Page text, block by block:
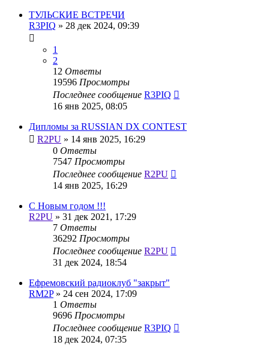
ТУЛЬСКИЕ ВСТРЕЧИ
R3PIQ » 28 дек 2024, 09:39
1
2
12 Ответы
19596 Просмотры
Последнее сообщение R3PIQ
16 янв 2025, 08:05
Дипломы за RUSSIAN DX CONTEST
R2PU » 14 янв 2025, 16:29
0 Ответы
7547 Просмотры
Последнее сообщение R2PU
14 янв 2025, 16:29
С Новым годом !!!
R2PU » 31 дек 2021, 17:29
7 Ответы
36292 Просмотры
Последнее сообщение R2PU
31 дек 2024, 18:54
Ефремовский радиоклуб "закрыт"
RM2P» 24 сен 2024, 17:09
1 Ответы
9696 Просмотры
Последнее сообщение R3PIQ
18 дек 2024, 07:35